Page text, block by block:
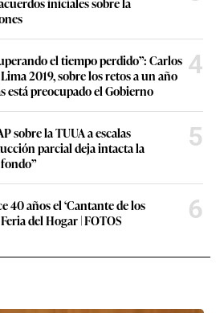
el tiempo perdido”: Carlos
2019, sobre los retos a un año
está preocupado el Gobierno
4
sobre la TUUA a escalas
parcial deja intacta la
5
40 años el ‘Cantante de los
del Hogar | FOTOS
6